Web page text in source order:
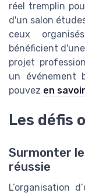
réel tremplin
d'un salon
ceux
bénéficient
projet
un événement
pouvez en
Les défis
Surmonter
réussie
L’organisation